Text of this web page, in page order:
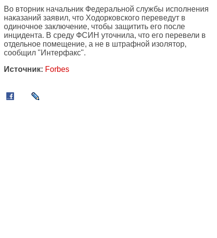
Во вторник начальник Федеральной службы исполнения
наказаний заявил, что Ходорковского переведут в
одиночное заключение, чтобы защитить его после
инцидента. В среду ФСИН уточнила, что его перевели в
отдельное помещение, а не в штрафной изолятор,
сообщил "Интерфакс".
Источник: Forbes